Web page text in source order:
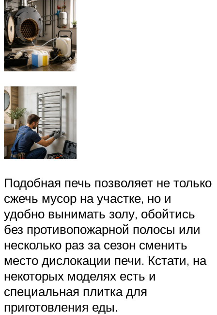
Подобная печь позволяет не только
сжечь мусор на участке, но и
удобно вынимать золу, обойтись
без противопожарной полосы или
несколько раз за сезон сменить
место дислокации печи. Кстати, на
некоторых моделях есть и
специальная плитка для
приготовления еды.